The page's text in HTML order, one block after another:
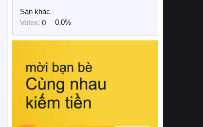
Sàn khác
Votes: 0 0.0%